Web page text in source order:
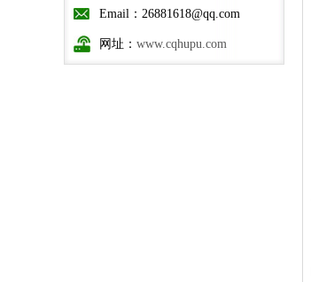
Email：26881618@qq.com
网址： www.cqhupu.com